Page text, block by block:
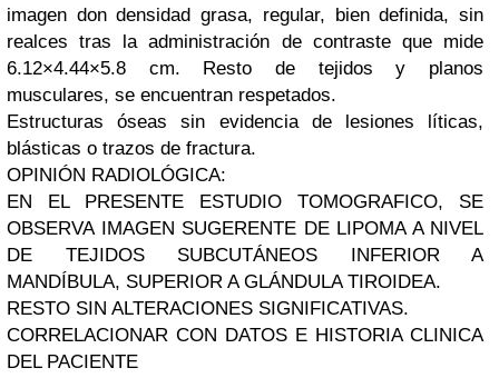
imagen don densidad grasa, regular, bien definida, sin
realces tras la administración de contraste que mide
6.12×4.44×5.8 cm. Resto de tejidos y planos
musculares, se encuentran respetados.
Estructuras óseas sin evidencia de lesiones líticas,
blásticas o trazos de fractura.
OPINIÓN RADIOLÓGICA:
EN EL PRESENTE ESTUDIO TOMOGRAFICO, SE
OBSERVA IMAGEN SUGERENTE DE LIPOMA A NIVEL
DE TEJIDOS SUBCUTÁNEOS INFERIOR A
MANDÍBULA, SUPERIOR A GLÁNDULA TIROIDEA.
RESTO SIN ALTERACIONES SIGNIFICATIVAS.
CORRELACIONAR CON DATOS E HISTORIA CLINICA
DEL PACIENTE